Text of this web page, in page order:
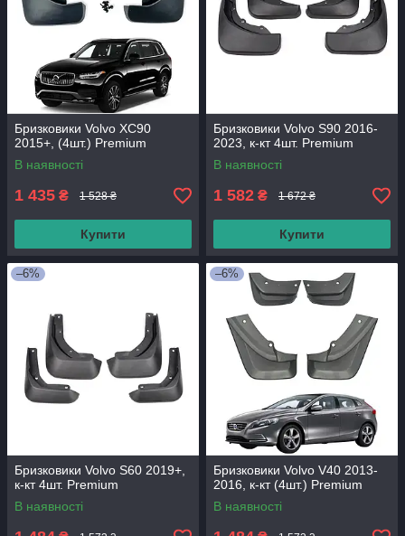
Бризковики Volvo XC90
2015+, (4шт.) Premium
В наявності
1 435 ₴ 1 528 ₴
Купити
Бризковики Volvo S90 2016-
2023, к-кт 4шт. Premium
В наявності
1 582 ₴ 1 672 ₴
Купити
–6%
Бризковики Volvo S60 2019+,
к-кт 4шт. Premium
В наявності
–6%
Бризковики Volvo V40 2013-
2016, к-кт (4шт.) Premium
В наявності